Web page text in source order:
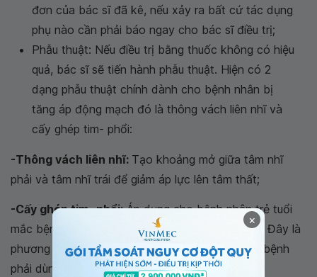
đơn của bác sĩ đã kê, nếu xảy ra bất cứ tác dụng
phụ nào cần phải báo ngay cho bác sĩ điều trị;
Phẫu thuật: Nếu điều trị bằng thuốc không có hiệu
quả, bác sĩ sẽ tiến hành phẫu thuật. Hiện có 2
dạng phẫu thuật chính dành cho bệnh nhân bị
tăng áp động mạch đó là thông vách liên nhĩ và
cấy ghép tim- phổi:
-Thông vách liên nhĩ: Tạo khoảng mở giữa tâm nhĩ
phải và tâm nhĩ trái để giảm áp lực lên tâm thất;
-Cấy ghép tim- phổi:Áp dụng cho bệnh nhân trẻ tuổi
mắc bệnh tăng áp động mạch phổi nguyên phát. Đây là
phương pháp tiềm ẩn nhiều tác dụng phụ, người bệnh
phải dùng thuốc bổ trợ suốt đời
×